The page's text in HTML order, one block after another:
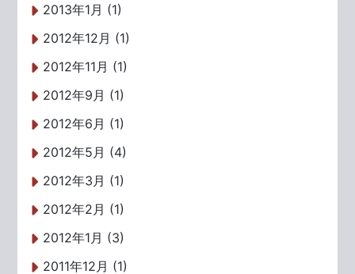
2013年1月 (1)
2012年12月 (1)
2012年11月 (1)
2012年9月 (1)
2012年6月 (1)
2012年5月 (4)
2012年3月 (1)
2012年2月 (1)
2012年1月 (3)
2011年12月 (1)